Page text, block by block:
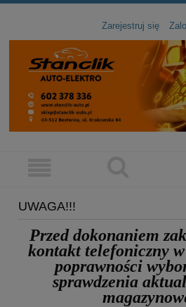
Zarejestruj się
UWAGA!!!
Przed dokonaniem
kontakt telefoniczny
poprawności
sprawdzenia